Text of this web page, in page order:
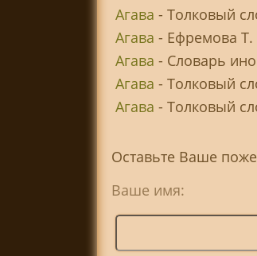
Агава - Толковый
Агава - Ефремова Т.
Агава - Словарь
Агава - Толковый
Агава - Толковый
Оставьте Ваше
Ваше